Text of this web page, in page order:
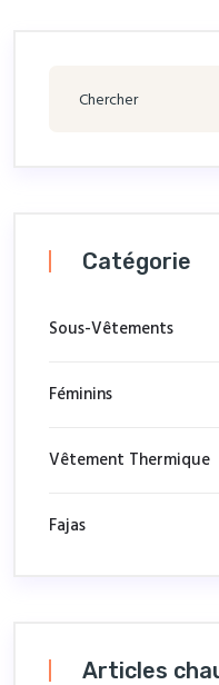
Catégorie
Sous-Vêtements
Féminins
Vêtement Thermique
Fajas
Articles